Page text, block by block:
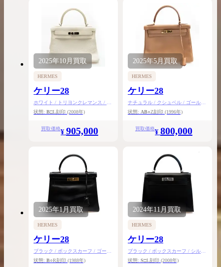
2025年10月 買取
HERMES
ケリー28
ホワイト / トリヨンクレマンス / シ
ルバー金具
状態: B□L刻印 (2008年)
買取価格¥ 905,000
2025年5月買取
HERMES
ケリー28
ナチュラル / クシュベル / ゴールド
金具
状態: AB○Z刻印 (1996年)
買取価格¥ 800,000
2025年1月買取
HERMES
ケリー28
ブラック / ボックスカーフ / ゴール
ド金具
状態: B○R刻印 (1988年)
2024年11月買取
HERMES
ケリー28
ブラック / ボックスカーフ / シルバ
ー金具
状態: S□L刻印 (2008年)